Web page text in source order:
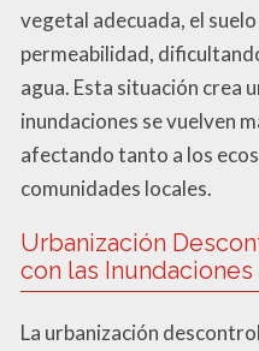
vegetal adecuada, el
permeabilidad,
agua. Esta situación crea
inundaciones se vuelven
afectando tanto a los
comunidades locales.
Urbanización
con las Inundaciones
La urbanización